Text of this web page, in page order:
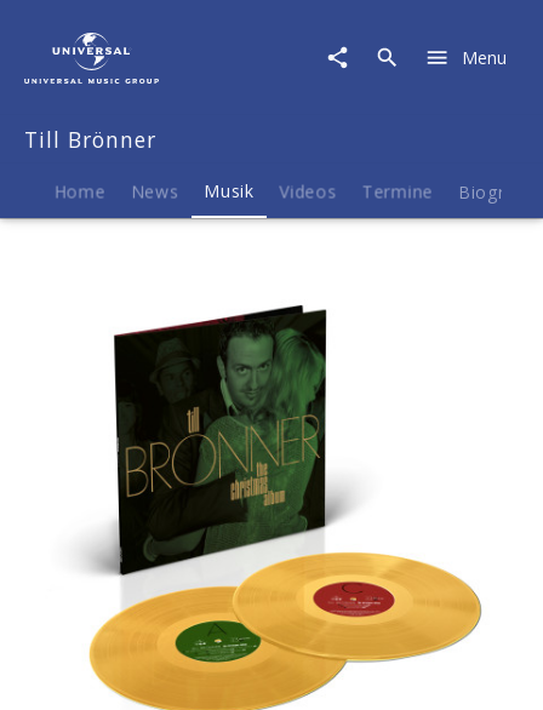
Musik
The
(Golden
Menu
Till Brönner
Home News Musik Videos Termine Biografie